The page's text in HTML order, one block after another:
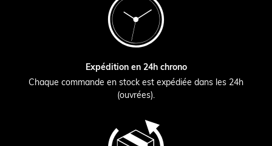
Expédition en 24h chrono
Chaque commande en stock est expédiée dans les 24h
(ouvrées).